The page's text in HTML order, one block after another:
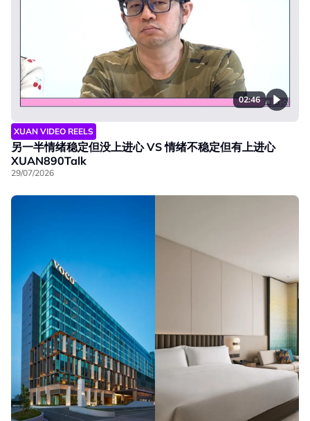
02:46
XUAN VIDEO REELS
另一半情绪稳定但没上进心 VS 情绪不稳定但有上进心
XUAN890Talk
29/07/2026